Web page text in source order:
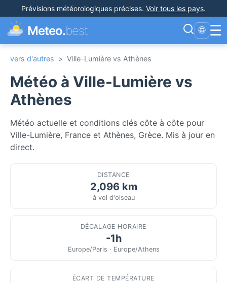
Prévisions météorologiques précises. Voir tous les pays.
Meteo.best 🌐 ☰
vers d'autres > Ville-Lumière vs Athènes
Météo à Ville-Lumière vs
Athènes
Météo actuelle et conditions clés côte à côte pour
Ville-Lumière, France et Athènes, Grèce. Mis à jour en
direct.
DISTANCE
2,096 km
à vol d'oiseau
DÉCALAGE HORAIRE
-1h
Europe/Paris · Europe/Athens
ÉCART DE TEMPÉRATURE